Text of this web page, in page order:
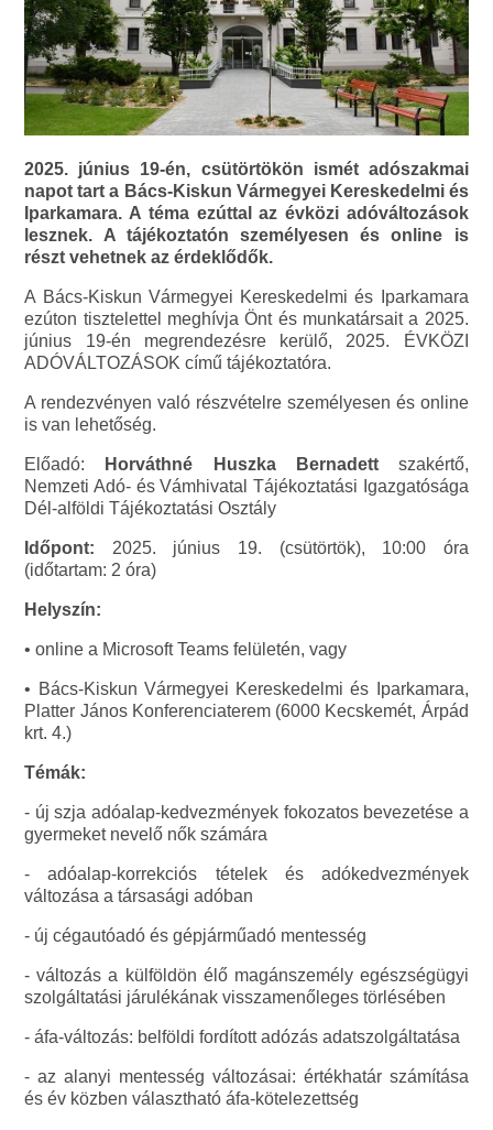
2025. június 19-én, csütörtökön ismét adószakmai
napot tart a Bács-Kiskun Vármegyei Kereskedelmi és
Iparkamara. A téma ezúttal az évközi adóváltozások
lesznek. A tájékoztatón személyesen és online is
részt vehetnek az érdeklődők.
A Bács-Kiskun Vármegyei Kereskedelmi és Iparkamara
ezúton tisztelettel meghívja Önt és munkatársait a 2025.
június 19-én megrendezésre kerülő, 2025. ÉVKÖZI
ADÓVÁLTOZÁSOK című tájékoztatóra.
A rendezvényen való részvételre személyesen és online
is van lehetőség.
Előadó: Horváthné Huszka Bernadettszakértő,
Nemzeti Adó- és Vámhivatal Tájékoztatási Igazgatósága
Dél-alföldi Tájékoztatási Osztály
Időpont: 2025. június 19. (csütörtök), 10:00 óra
(időtartam: 2 óra)
Helyszín:
• online a Microsoft Teams felületén, vagy
• Bács-Kiskun Vármegyei Kereskedelmi és Iparkamara,
Platter János Konferenciaterem (6000 Kecskemét, Árpád
krt. 4.)
Témák:
- új szja adóalap-kedvezmények fokozatos bevezetése a
gyermeket nevelő nők számára
- adóalap-korrekciós tételek és adókedvezmények
változása a társasági adóban
- új cégautóadó és gépjárműadó mentesség
- változás a külföldön élő magánszemély egészségügyi
szolgáltatási járulékának visszamenőleges törlésében
- áfa-változás: belföldi fordított adózás adatszolgáltatása
- az alanyi mentesség változásai: értékhatár számítása
és év közben választható áfa-kötelezettség